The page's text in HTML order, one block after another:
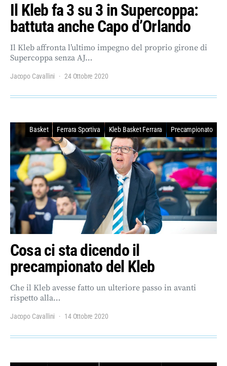
Il Kleb fa 3 su 3 in Supercoppa:
battuta anche Capo d’Orlando
Il Kleb affronta l’ultimo impegno del proprio girone di
Supercoppa senza AJ…
Jacopo Cavallini 24 Ottobre 2020
Basket Ferrara Sportiva Kleb Basket Ferrara Precampionato
Cosa ci sta dicendo il
precampionato del Kleb
Che il Kleb avesse fatto un ulteriore passo in avanti
rispetto alla…
Jacopo Cavallini 14 Ottobre 2020